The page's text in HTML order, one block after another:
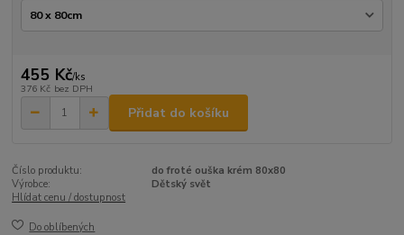
455 Kč/ks
376 Kč bez DPH
Přidat do košíku
Číslo produktu:
do froté ouška krém 80x80
Výrobce:
Dětský svět
Hlídat cenu / dostupnost
Do oblíbených